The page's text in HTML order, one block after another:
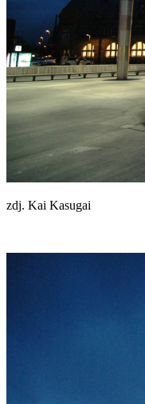
zdj. Kai Kasugai